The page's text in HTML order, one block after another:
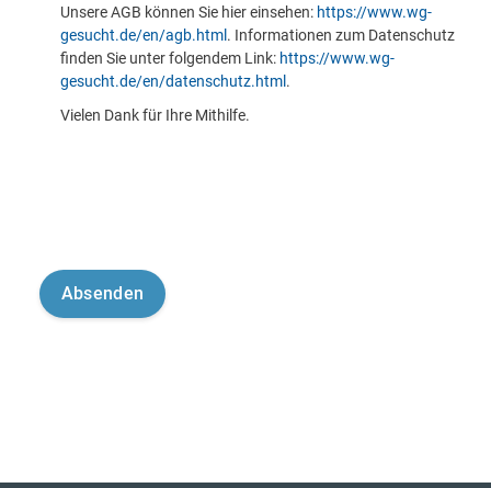
Unsere AGB können Sie hier einsehen: https://www.wg-
gesucht.de/en/agb.html . Informationen zum Datenschutz
finden Sie unter folgendem Link: https://www.wg-
gesucht.de/en/datenschutz.html .
Vielen Dank für Ihre Mithilfe.